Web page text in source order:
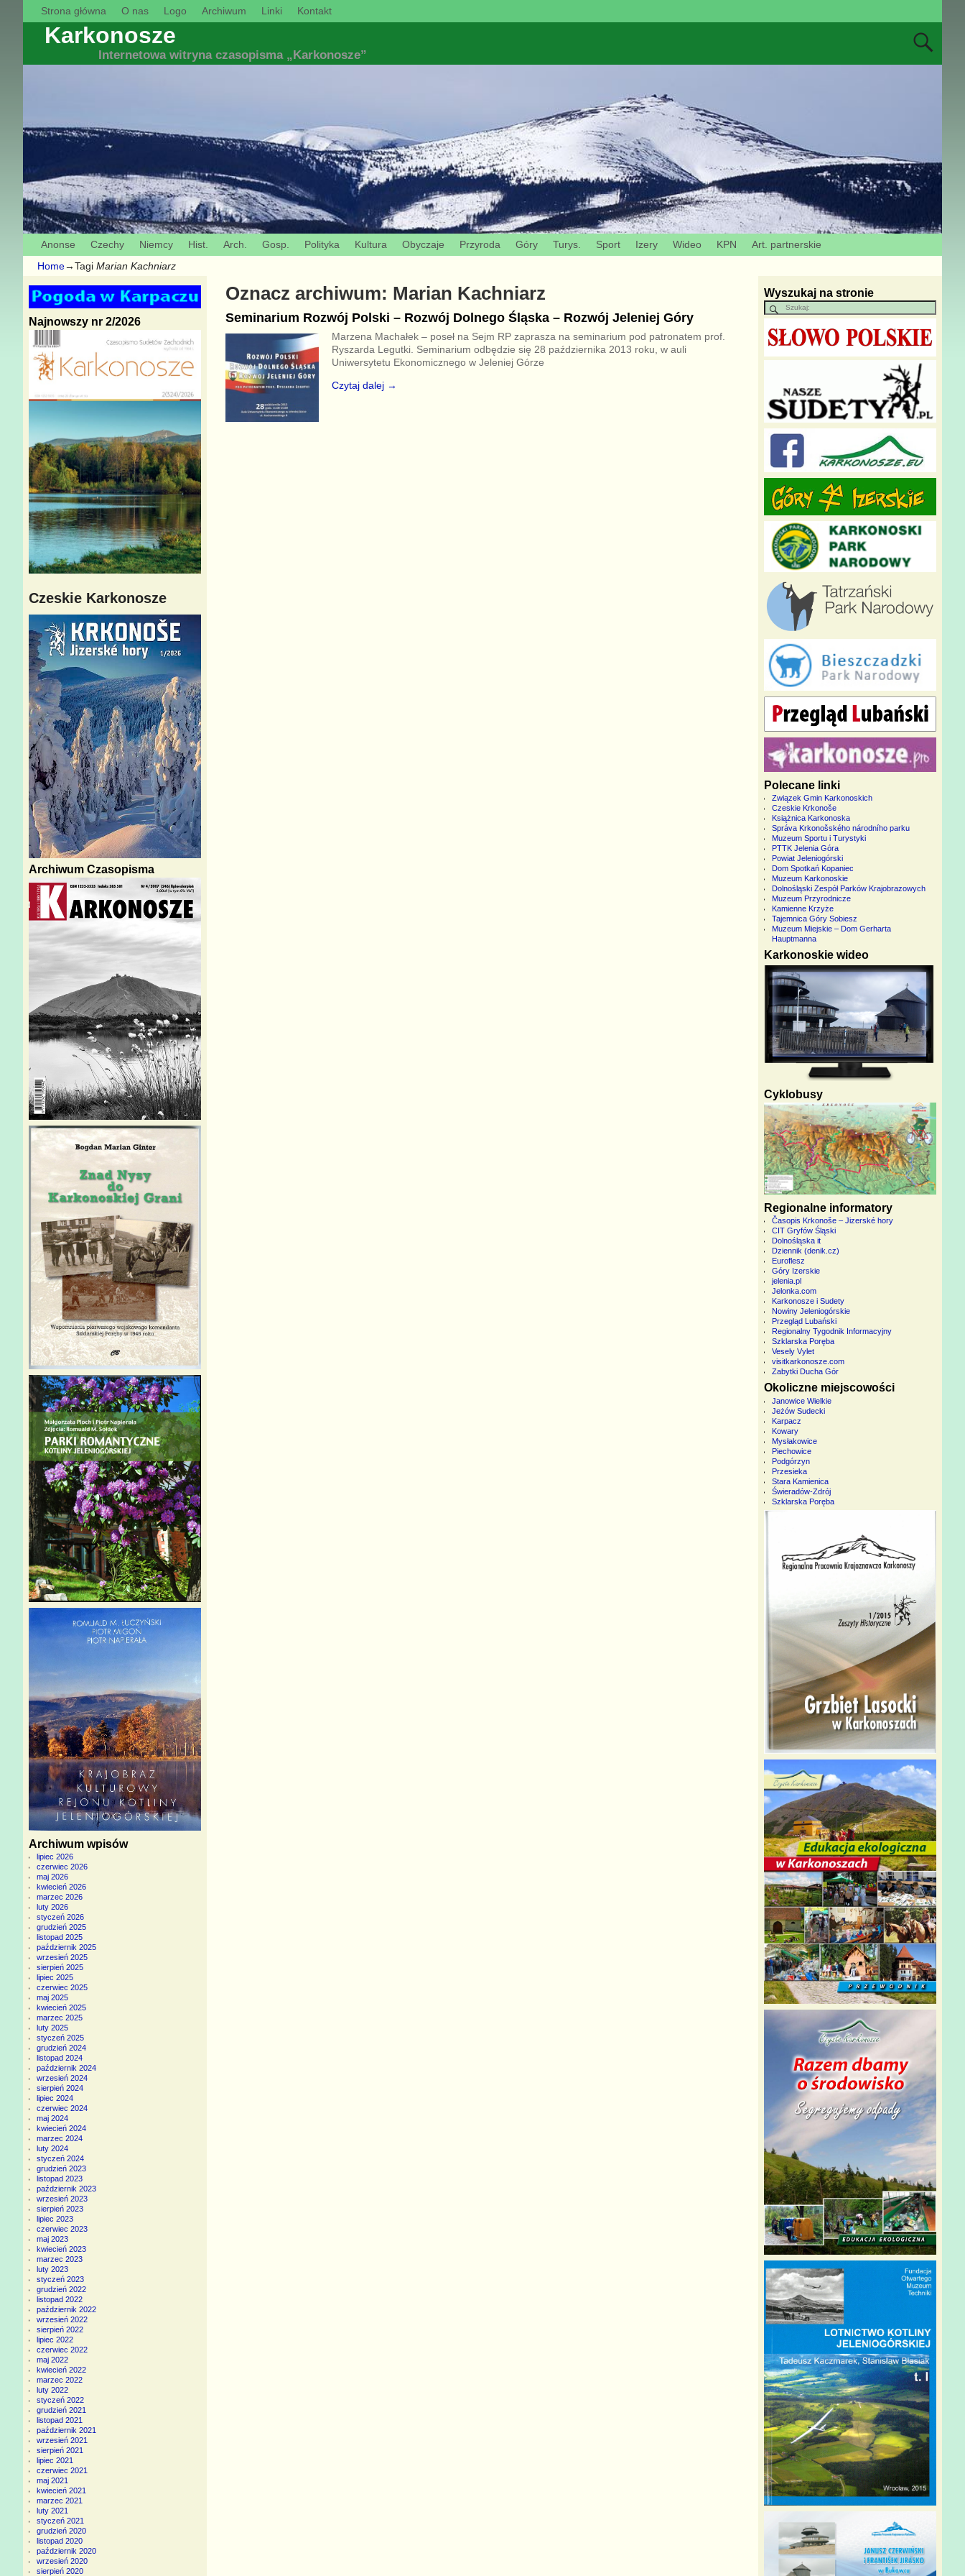
Strona główna O nas Logo Archiwum Linki Kontakt
Karkonosze
Internetowa witryna czasopisma „Karkonosze”
Anonse Czechy Niemcy Hist. Arch. Gosp. Polityka Kultura Obyczaje Przyroda Góry Turys. Sport Izery Wideo KPN
Art. partnerskie
Home→Tagi Marian Kachniarz
Oznacz archiwum: Marian Kachniarz
Seminarium Rozwój Polski – Rozwój Dolnego Śląska – Rozwój Jeleniej Góry
Marzena Machałek – poseł na Sejm RP zaprasza na seminarium pod patronatem prof.
Ryszarda Legutki. Seminarium odbędzie się 28 października 2013 roku, w auli
Uniwersytetu Ekonomicznego w Jeleniej Górze
Czytaj dalej →
Najnowszy nr 2/2026
Czeskie Karkonosze
Archiwum Czasopisma
Archiwum wpisów
lipiec 2026
czerwiec 2026
maj 2026
kwiecień 2026
marzec 2026
luty 2026
styczeń 2026
grudzień 2025
listopad 2025
październik 2025
wrzesień 2025
sierpień 2025
lipiec 2025
czerwiec 2025
maj 2025
kwiecień 2025
marzec 2025
luty 2025
styczeń 2025
grudzień 2024
listopad 2024
październik 2024
wrzesień 2024
sierpień 2024
lipiec 2024
czerwiec 2024
maj 2024
kwiecień 2024
marzec 2024
luty 2024
styczeń 2024
grudzień 2023
listopad 2023
październik 2023
wrzesień 2023
sierpień 2023
lipiec 2023
czerwiec 2023
maj 2023
kwiecień 2023
marzec 2023
luty 2023
styczeń 2023
grudzień 2022
listopad 2022
październik 2022
wrzesień 2022
sierpień 2022
lipiec 2022
czerwiec 2022
maj 2022
kwiecień 2022
marzec 2022
luty 2022
styczeń 2022
grudzień 2021
listopad 2021
październik 2021
wrzesień 2021
sierpień 2021
lipiec 2021
czerwiec 2021
maj 2021
kwiecień 2021
marzec 2021
luty 2021
styczeń 2021
grudzień 2020
listopad 2020
październik 2020
wrzesień 2020
sierpień 2020
Wyszukaj na stronie
Polecane linki
Związek Gmin Karkonoskich
Czeskie Krkonoše
Książnica Karkonoska
Správa Krkonošského národního parku
Muzeum Sportu i Turystyki
PTTK Jelenia Góra
Powiat Jeleniogórski
Dom Spotkań Kopaniec
Muzeum Karkonoskie
Dolnośląski Zespół Parków Krajobrazowych
Muzeum Przyrodnicze
Kamienne Krzyże
Tajemnica Góry Sobiesz
Muzeum Miejskie – Dom Gerharta
Hauptmanna
Karkonoskie wideo
Cyklobusy
Regionalne informatory
Časopis Krkonoše – Jizerské hory
CIT Gryfów Śląski
Dolnośląska it
Dziennik (denik.cz)
Euroflesz
Góry Izerskie
jelenia.pl
Jelonka.com
Karkonosze i Sudety
Nowiny Jeleniogórskie
Przegląd Lubański
Regionalny Tygodnik Informacyjny
Szklarska Poręba
Vesely Vylet
visitkarkonosze.com
Zabytki Ducha Gór
Okoliczne miejscowości
Janowice Wielkie
Jeżów Sudecki
Karpacz
Kowary
Mysłakowice
Piechowice
Podgórzyn
Przesieka
Stara Kamienica
Świeradów-Zdrój
Szklarska Poręba